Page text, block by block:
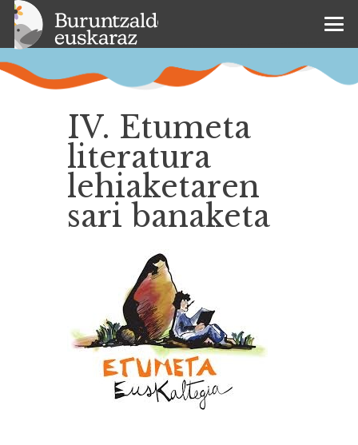
IV. Etumeta
literatura
lehiaketaren
sari banaketa